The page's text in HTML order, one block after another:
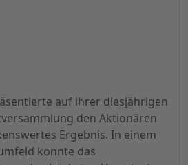
auf ihrer diesjährigen
den Aktionären
Ergebnis. In einem
konnte das